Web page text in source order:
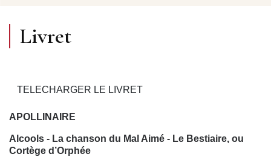
Livret
TELECHARGER LE LIVRET
APOLLINAIRE
Alcools - La chanson du Mal Aimé - Le Bestiaire, ou
Cortège d’Orphée